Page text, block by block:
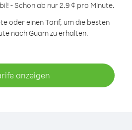
- Schon ab nur 2.9 ¢ pro Minute.
oder einen Tarif, um die besten
nach Guam zu erhalten.
anzeigen